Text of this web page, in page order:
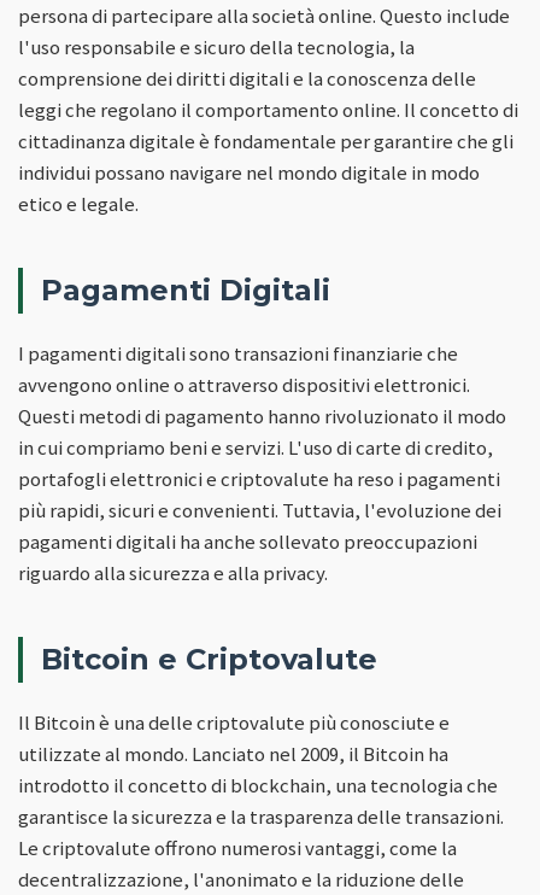
persona di partecipare alla società online. Questo include
l'uso responsabile e sicuro della tecnologia, la
comprensione dei diritti digitali e la conoscenza delle
leggi che regolano il comportamento online. Il concetto di
cittadinanza digitale è fondamentale per garantire che gli
individui possano navigare nel mondo digitale in modo
etico e legale.
Pagamenti Digitali
I pagamenti digitali sono transazioni finanziarie che
avvengono online o attraverso dispositivi elettronici.
Questi metodi di pagamento hanno rivoluzionato il modo
in cui compriamo beni e servizi. L'uso di carte di credito,
portafogli elettronici e criptovalute ha reso i pagamenti
più rapidi, sicuri e convenienti. Tuttavia, l'evoluzione dei
pagamenti digitali ha anche sollevato preoccupazioni
riguardo alla sicurezza e alla privacy.
Bitcoin e Criptovalute
Il Bitcoin è una delle criptovalute più conosciute e
utilizzate al mondo. Lanciato nel 2009, il Bitcoin ha
introdotto il concetto di blockchain, una tecnologia che
garantisce la sicurezza e la trasparenza delle transazioni.
Le criptovalute offrono numerosi vantaggi, come la
decentralizzazione, l'anonimato e la riduzione delle